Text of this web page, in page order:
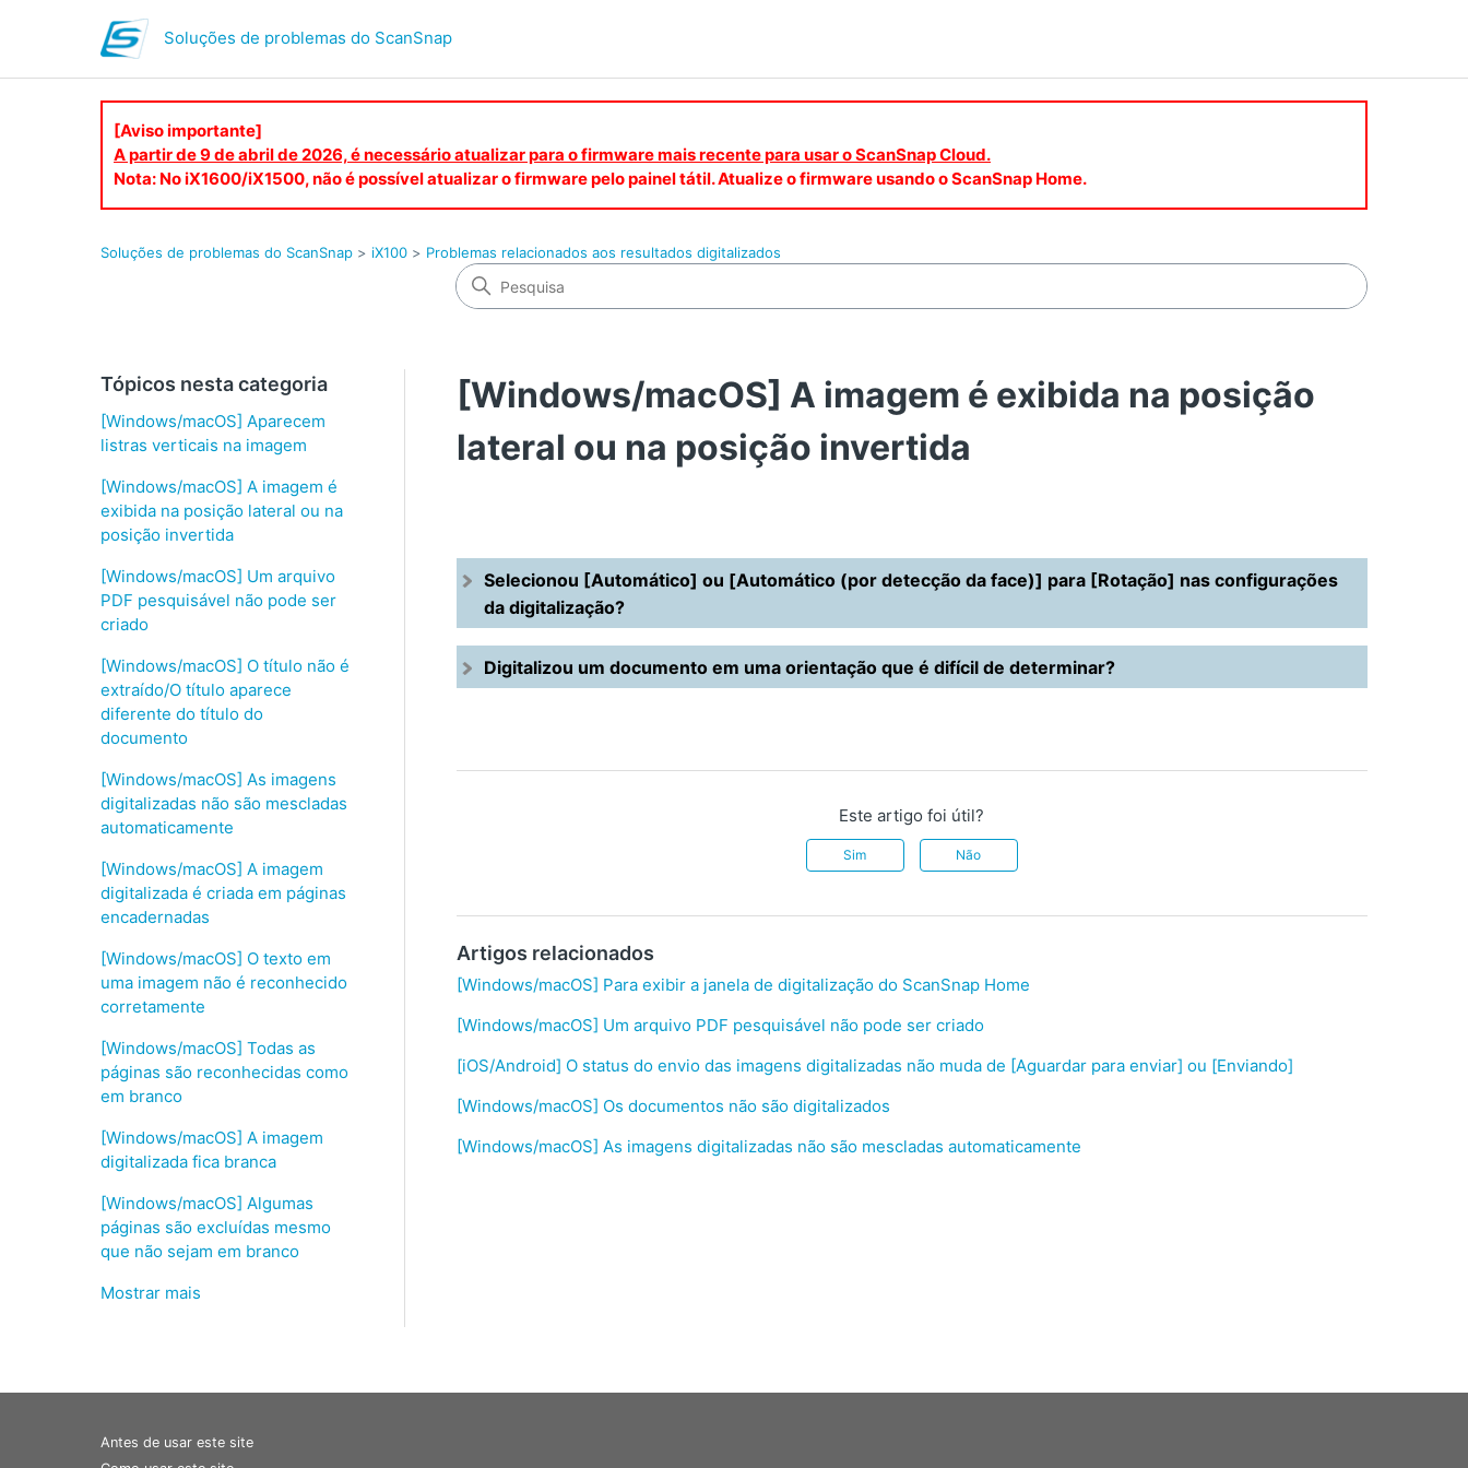
Soluções de problemas do ScanSnap
[Aviso importante]
A partir de 9 de abril de 2026, é necessário atualizar para o firmware mais recente para usar o ScanSnap Cloud.
Nota: No iX1600/iX1500, não é possível atualizar o firmware pelo painel tátil. Atualize o firmware usando o ScanSnap Home.
Soluções de problemas do ScanSnap iX100 Problemas relacionados aos resultados digitalizados
Tópicos nesta categoria
[Windows/macOS] Aparecem
listras verticais na imagem
[Windows/macOS] A imagem é
exibida na posição lateral ou na
posição invertida
[Windows/macOS] Um arquivo
PDF pesquisável não pode ser
criado
[Windows/macOS] O título não é
extraído/O título aparece
diferente do título do
documento
[Windows/macOS] As imagens
digitalizadas não são mescladas
automaticamente
[Windows/macOS] A imagem
digitalizada é criada em páginas
encadernadas
[Windows/macOS] O texto em
uma imagem não é reconhecido
corretamente
[Windows/macOS] Todas as
páginas são reconhecidas como
em branco
[Windows/macOS] A imagem
digitalizada fica branca
[Windows/macOS] Algumas
páginas são excluídas mesmo
que não sejam em branco
Mostrar mais
[Windows/macOS] A imagem é exibida na posição
lateral ou na posição invertida
Selecionou [Automático] ou [Automático (por detecção da face)] para [Rotação] nas configurações
da digitalização?
Digitalizou um documento em uma orientação que é difícil de determinar?
Este artigo foi útil?
Sim Não
Artigos relacionados
[Windows/macOS] Para exibir a janela de digitalização do ScanSnap Home
[Windows/macOS] Um arquivo PDF pesquisável não pode ser criado
[iOS/Android] O status do envio das imagens digitalizadas não muda de [Aguardar para enviar] ou [Enviando]
[Windows/macOS] Os documentos não são digitalizados
[Windows/macOS] As imagens digitalizadas não são mescladas automaticamente
Antes de usar este site